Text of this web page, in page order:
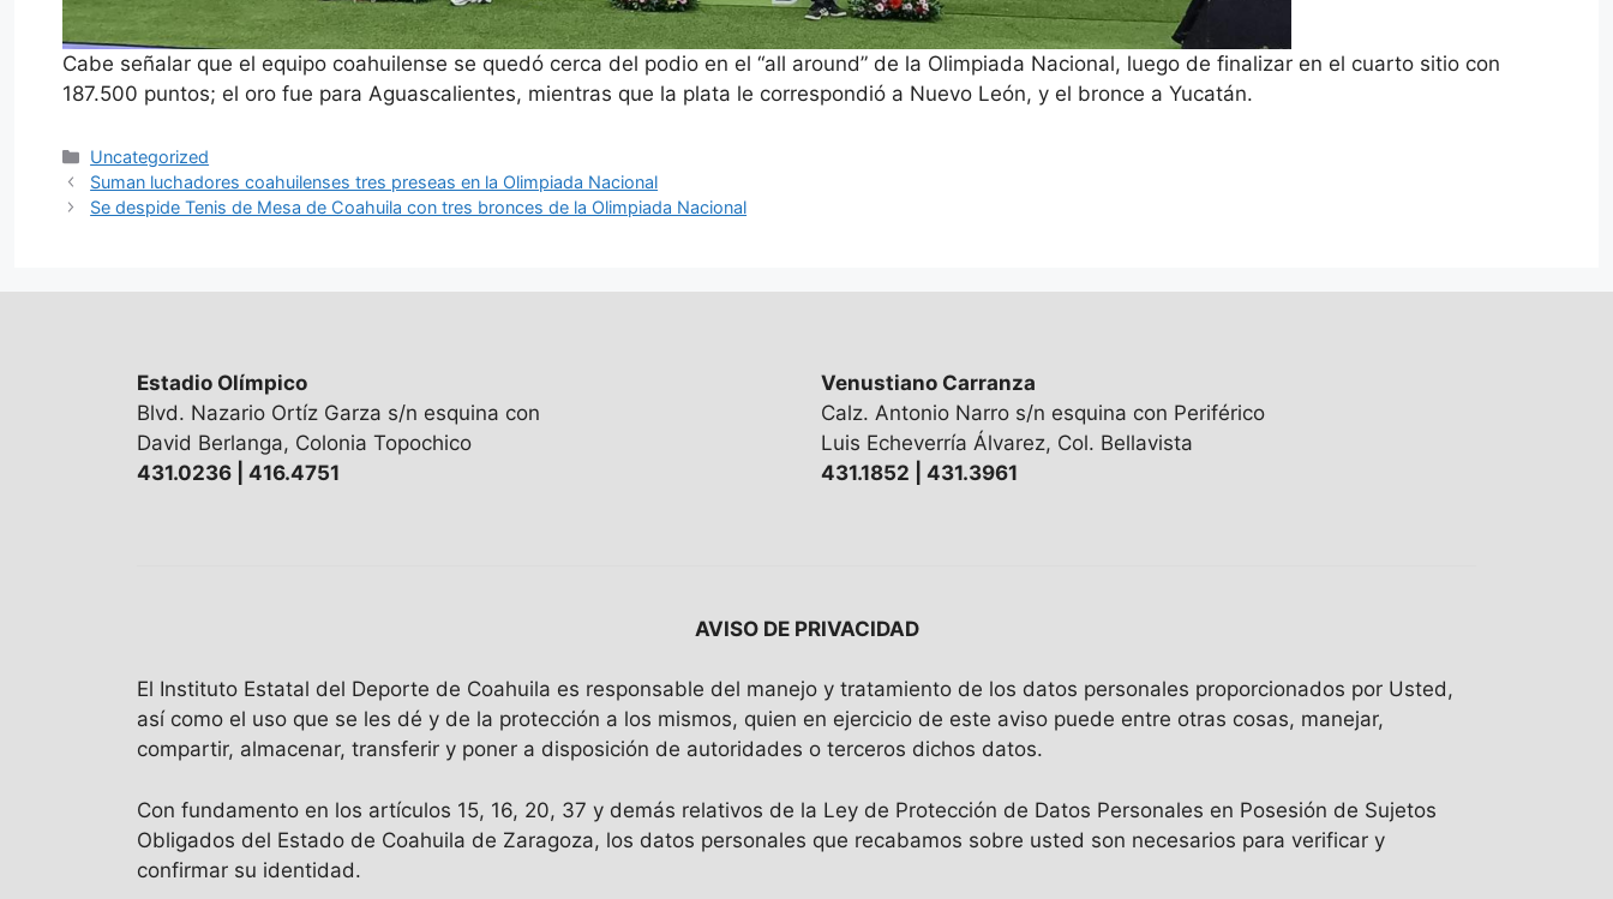
Cabe señalar que el equipo coahuilense se quedó cerca del podio en el “all around” de la Olimpiada Nacional, luego de finalizar en el cuarto sitio con
187.500 puntos; el oro fue para Aguascalientes, mientras que la plata le correspondió a Nuevo León, y el bronce a Yucatán.
Categorías
Uncategorized
Suman luchadores coahuilenses tres preseas en la Olimpiada Nacional
Se despide Tenis de Mesa de Coahuila con tres bronces de la Olimpiada Nacional
Estadio Olímpico
Blvd. Nazario Ortíz Garza s/n esquina con
David Berlanga, Colonia Topochico
431.0236 | 416.4751
Venustiano Carranza
Calz. Antonio Narro s/n esquina con Periférico
Luis Echeverría Álvarez, Col. Bellavista
431.1852 | 431.3961
AVISO DE PRIVACIDAD
El Instituto Estatal del Deporte de Coahuila es responsable del manejo y tratamiento de los datos personales proporcionados por Usted,
así como el uso que se les dé y de la protección a los mismos, quien en ejercicio de este aviso puede entre otras cosas, manejar,
compartir, almacenar, transferir y poner a disposición de autoridades o terceros dichos datos.
Con fundamento en los artículos 15, 16, 20, 37 y demás relativos de la Ley de Protección de Datos Personales en Posesión de Sujetos
Obligados del Estado de Coahuila de Zaragoza, los datos personales que recabamos sobre usted son necesarios para verificar y
confirmar su identidad.